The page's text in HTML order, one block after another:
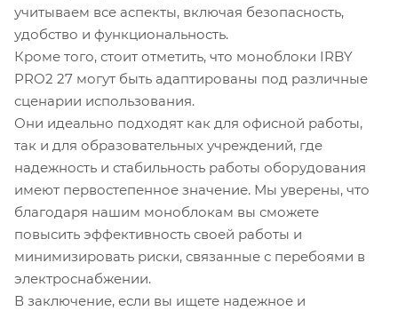
учитываем все аспекты, включая безопасность,
удобство и функциональность.
Кроме того, стоит отметить, что моноблоки IRBY
PRO2 27 могут быть адаптированы под различные
сценарии использования.
Они идеально подходят как для офисной работы,
так и для образовательных учреждений, где
надежность и стабильность работы оборудования
имеют первостепенное значение. Мы уверены, что
благодаря нашим моноблокам вы сможете
повысить эффективность своей работы и
минимизировать риски, связанные с перебоями в
электроснабжении.
В заключение, если вы ищете надежное и